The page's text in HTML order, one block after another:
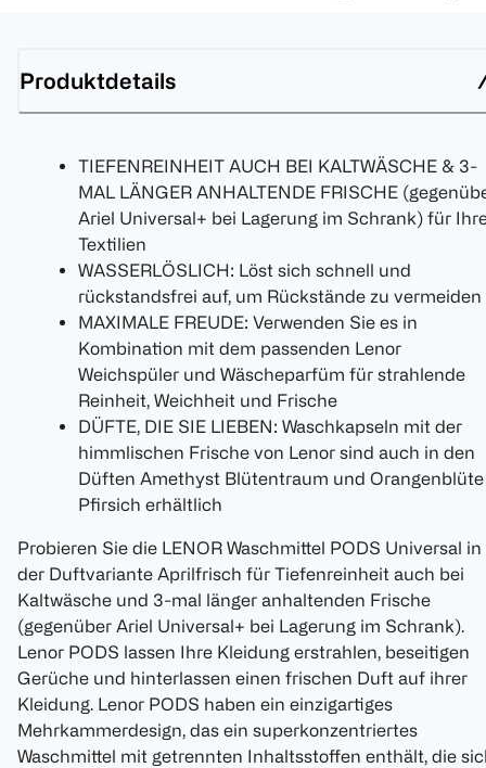
Produktdetails
TIEFENREINHEIT AUCH BEI KALTWÄSCHE & 3-
MAL LÄNGER ANHALTENDE FRISCHE
Ariel Universal+ bei Lagerung im Schrank) für
Textilien
WASSERLÖSLICH: Löst sich schnell und
rückstandsfrei auf, um Rückstände zu vermeiden
MAXIMALE FREUDE: Verwenden Sie es in
Kombination mit dem passenden Lenor
Weichspüler und Wäscheparfüm für strahlende
Reinheit, Weichheit und Frische
DÜFTE, DIE SIE LIEBEN: Waschkapseln mit der
himmlischen Frische von Lenor sind auch in den
Düften Amethyst Blütentraum und
Pfirsich erhältlich
Probieren Sie die LENOR Waschmittel PODS Universal in
der Duftvariante Aprilfrisch für Tiefenreinheit auch bei
Kaltwäsche und 3-mal länger anhaltenden Frische
(gegenüber Ariel Universal+ bei Lagerung im Schrank).
Lenor PODS lassen Ihre Kleidung erstrahlen, beseitigen
Gerüche und hinterlassen einen frischen Duft auf ihrer
Kleidung. Lenor PODS haben ein einzigartiges
Mehrkammerdesign, das ein superkonzentriertes
Waschmittel mit getrennten Inhaltsstoffen enthält, die